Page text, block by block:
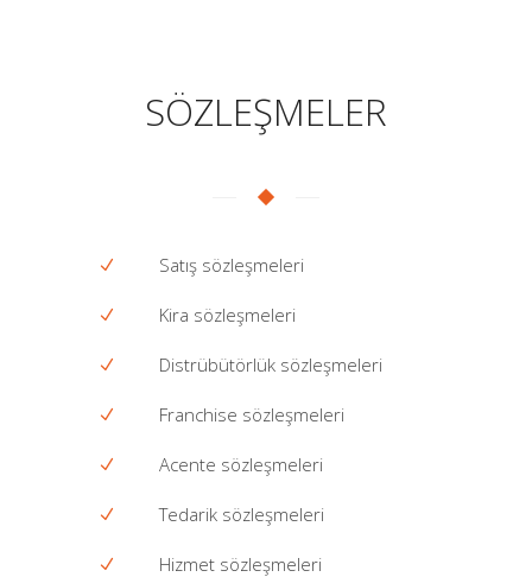
SÖZLEŞMELER
Satış sözleşmeleri
Kira sözleşmeleri
Distrübütörlük sözleşmeleri
Franchise sözleşmeleri
Acente sözleşmeleri
Tedarik sözleşmeleri
Hizmet sözleşmeleri